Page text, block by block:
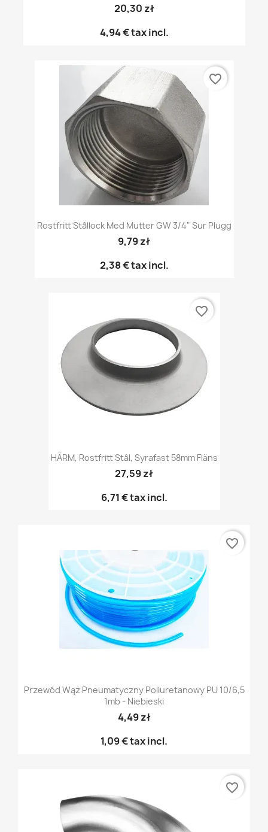
20,30 zł
4,94 €tax incl.
Rostfritt Stållock Med Mutter GW 3/4" Sur Plugg
9,79 zł
2,38 €tax incl.
favorite_border
HÄRM, Rostfritt Stål, Syrafast 58mm Fläns
27,59 zł
6,71 €tax incl.
favorite_border
Przewód Wąż Pneumatyczny Poliuretanowy PU 10/6,5
1mb - Niebieski
4,49 zł
1,09 €tax incl.
favorite_border
favorite_border